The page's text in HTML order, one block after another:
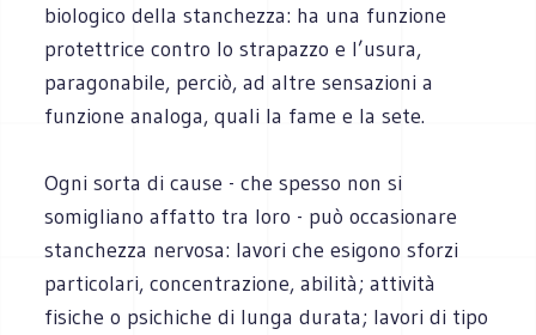
biologico della stanchezza: ha una funzione
protettrice contro lo strapazzo e l’usura,
paragonabile, perciò, ad altre sensazioni a
funzione analoga, quali la fame e la sete.
Ogni sorta di cause - che spesso non si
somigliano affatto tra loro - può occasionare
stanchezza nervosa: lavori che esigono sforzi
particolari, concentrazione, abilità; attività
fisiche o psichiche di lunga durata; lavori di tipo